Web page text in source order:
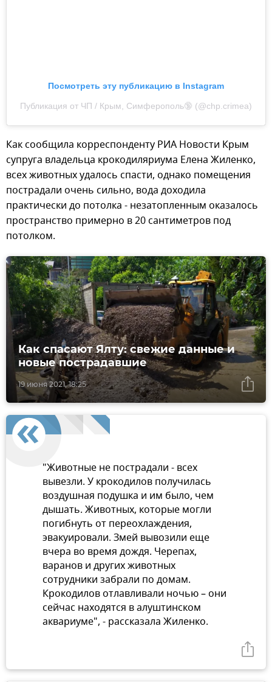
Посмотреть эту публикацию в Instagram
Публикация от ЧП / Крым, Симферополь🔞 (@chp.crimea)
Как сообщила корреспонденту РИА Новости Крым
супруга владельца крокодиляриума Елена Жиленко,
всех животных удалось спасти, однако помещения
пострадали очень сильно, вода доходила
практически до потолка - незатопленным оказалось
пространство примерно в 20 сантиметров под
потолком.
19 июня 2021, 18:25
Как спасают Ялту: свежие данные и
новые пострадавшие
"Животные не пострадали - всех
вывезли. У крокодилов получилась
воздушная подушка и им было, чем
дышать. Животных, которые могли
погибнуть от переохлаждения,
эвакуировали. Змей вывозили еще
вчера во время дождя. Черепах,
варанов и других животных
сотрудники забрали по домам.
Крокодилов отлавливали ночью – они
сейчас находятся в алуштинском
аквариуме", - рассказала Жиленко.